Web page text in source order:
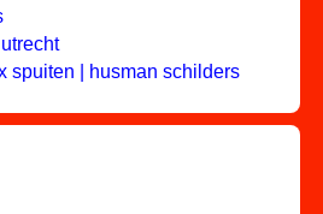
spuiten | husman schilders